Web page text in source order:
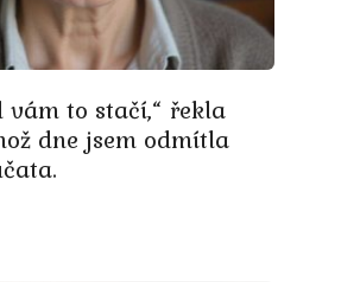
vám to stačí,“ řekla
dne jsem odmítla